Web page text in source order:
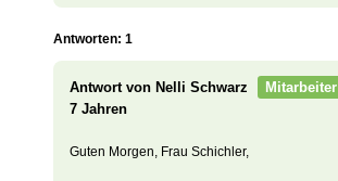
Antworten: 1
Antwort von Nelli Schwarz Mitarbeiter
7 Jahren
Guten Morgen, Frau Schichler,